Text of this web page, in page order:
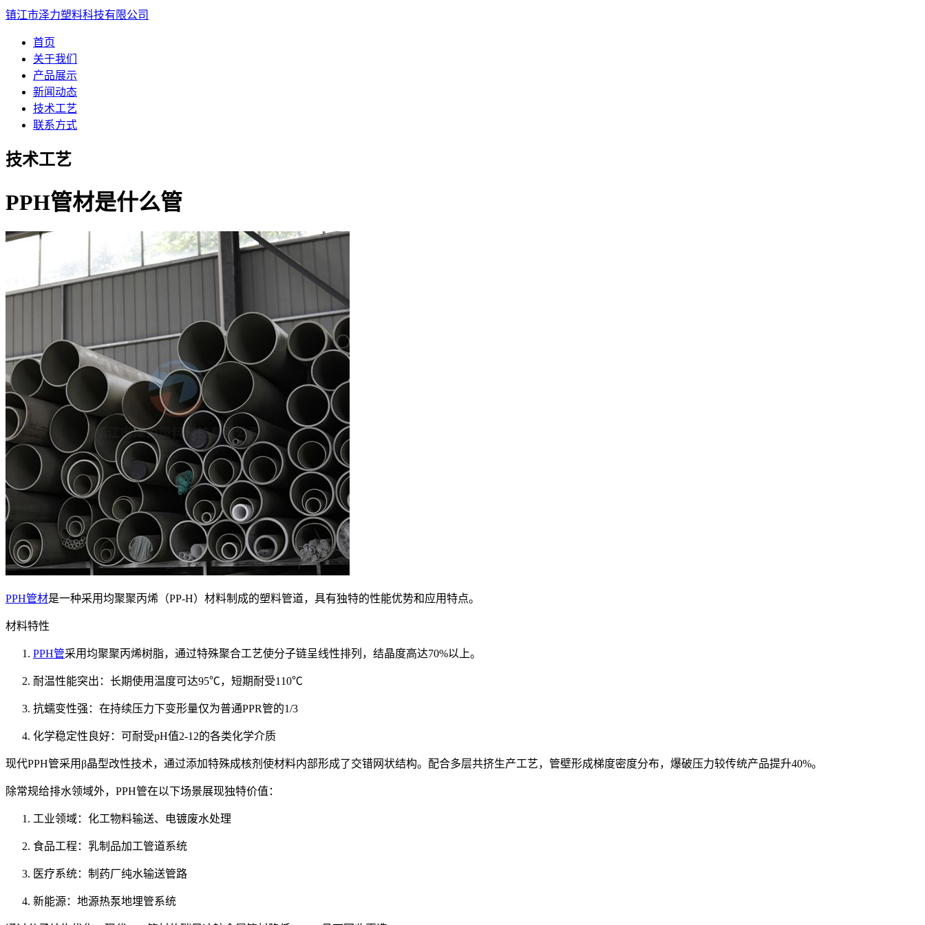
镇江市泽力塑料科技有限公司
首页
关于我们
产品展示
新闻动态
技术工艺
联系方式
技术工艺
PPH管材是什么管
PPH管材是一种采用均聚聚丙烯（PP-H）材料制成的塑料管道，具有独特的性能优势和应用特点。
材料特性
PPH管采用均聚聚丙烯树脂，通过特殊聚合工艺使分子链呈线性排列，结晶度高达70%以上。
耐温性能突出：长期使用温度可达95℃，短期耐受110℃
抗蠕变性强：在持续压力下变形量仅为普通PPR管的1/3
化学稳定性良好：可耐受pH值2-12的各类化学介质
现代PPH管采用β晶型改性技术，通过添加特殊成核剂使材料内部形成了交错网状结构。配合多层共挤生产工艺，管壁形成梯度密度分布，爆破压力较传统产品提升40%。
除常规给排水领域外，PPH管在以下场景展现独特价值：
工业领域：化工物料输送、电镀废水处理
食品工程：乳制品加工管道系统
医疗系统：制药厂纯水输送管路
新能源：地源热泵地埋管系统